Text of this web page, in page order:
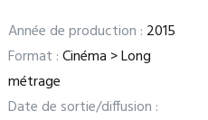
Année de production : 2015
Format :Cinéma > Long
métrage
Date de sortie/diffusion :